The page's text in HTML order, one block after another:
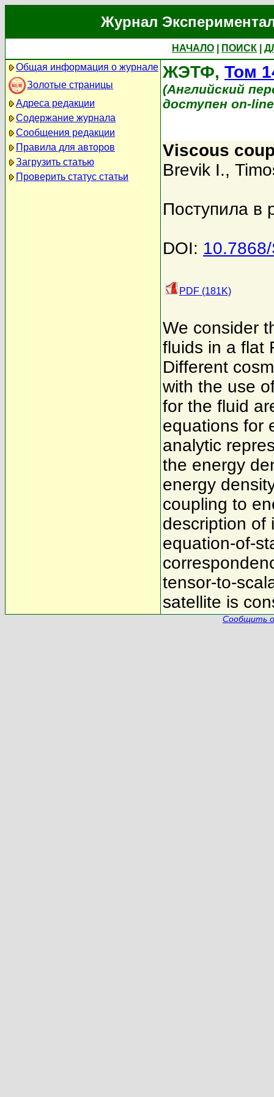
Журнал
НАЧАЛО ПОИСК
Общая информация о журнале
Золотые страницы
Адреса редакции
Содержание журнала
Сообщения редакции
Правила для авторов
Загрузить статью
Проверить статус статьи
ЖЭТФ, Том
(Английский
доступен on-
Viscous
Brevik I.,
Поступила в
DOI:
PDF (181K)
We consider
fluids in a flat
Different
with the use
for the fluid
equations for
analytic
the energy
energy
coupling to
description of
equation-of-
tensor-to-
satellite is
Сообщить о